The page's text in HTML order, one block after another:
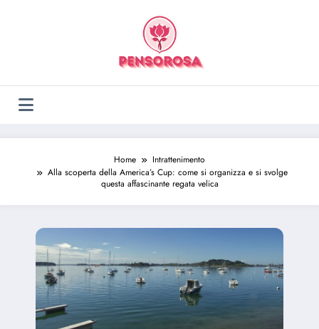
Home
Intrattenimento
Alla scoperta della America’s Cup: come si organizza e si svolge
questa affascinante regata velica